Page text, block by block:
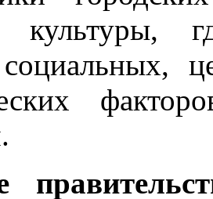
культуры,
социальных,